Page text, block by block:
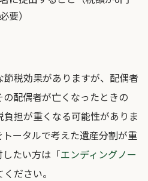
要）
税効果がありますが、配偶者
配偶者が亡くなったときの
負担が重くなる可能性がありま
ータルで考えた遺産分割が重
たい方は「エンディングノー
ださい。